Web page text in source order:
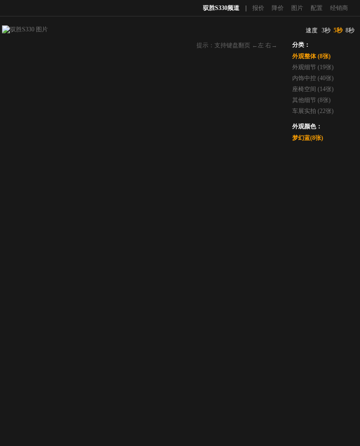
驭胜S330频道 报价 降价 图片 配置 经销商
提示：支持键盘翻页 ←左 右→
速度 3秒 5秒 8秒
分类：
外观整体 (8张)
外观细节 (19张)
内饰中控 (40张)
座椅空间 (14张)
其他细节 (8张)
车展实拍 (22张)
外观颜色：
梦幻蓝(8张)